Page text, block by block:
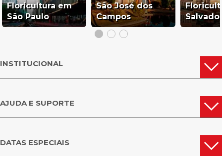
Floricultura em
São Paulo
São José dos
Campos
INSTITUCIONAL
AJUDA E SUPORTE
DATAS ESPECIAIS